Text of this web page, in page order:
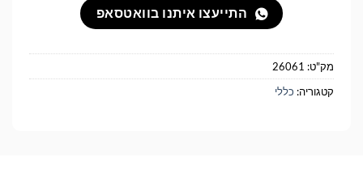
התייעצו איתנו בוואטסאפ
מק"ט: 26061
קטגוריה: כללי